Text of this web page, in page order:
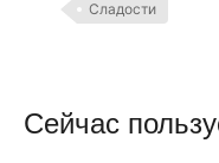
Сладости
Сейчас